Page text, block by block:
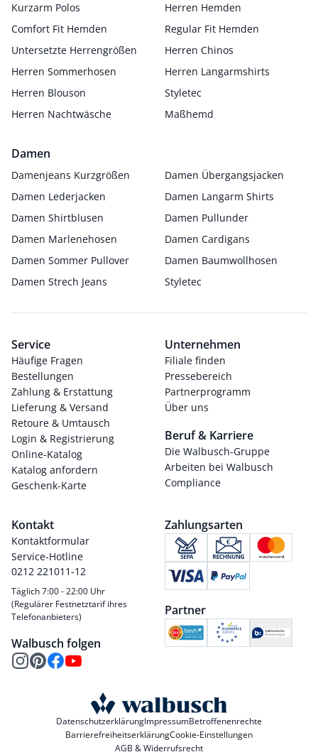
Kurzarm Polos
Herren Hemden
Comfort Fit Hemden
Regular Fit Hemden
Untersetzte Herrengrößen
Herren Chinos
Herren Sommerhosen
Herren Langarmshirts
Herren Blouson
Styletec
Herren Nachtwäsche
Maßhemd
Damen
Damenjeans Kurzgrößen
Damen Übergangsjacken
Damen Lederjacken
Damen Langarm Shirts
Damen Shirtblusen
Damen Pullunder
Damen Marlenehosen
Damen Cardigans
Damen Sommer Pullover
Damen Baumwollhosen
Damen Strech Jeans
Styletec
Service
Häufige Fragen
Bestellungen
Zahlung & Erstattung
Lieferung & Versand
Retoure & Umtausch
Login & Registrierung
Online-Katalog
Katalog anfordern
Geschenk-Karte
Unternehmen
Filiale finden
Pressebereich
Partnerprogramm
Über uns
Beruf & Karriere
Die Walbusch-Gruppe
Arbeiten bei Walbusch
Compliance
Kontakt
Kontaktformular
Service-Hotline
0212 221011-12
Täglich 7:00 - 22:00 Uhr
(Regulärer Festnetztarif ihres
Telefonanbieters)
Walbusch folgen
Zahlungsarten
Partner
DatenschutzerklärungImpressumBetroffenenrechte
BarrierefreiheitserklärungCookie-Einstellungen
AGB & Widerrufsrecht